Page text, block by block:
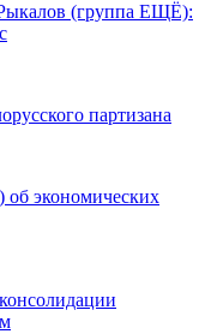
(группа ЕЩЁ):
партизана
экономических